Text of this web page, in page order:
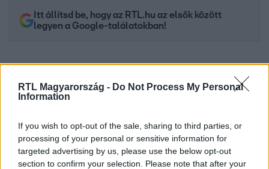
RTL Magyarország - Do Not Process My Personal
Information
If you wish to opt-out of the sale, sharing to third parties, or
processing of your personal or sensitive information for
targeted advertising by us, please use the below opt-out
section to confirm your selection. Please note that after your
Itt állítsd be, hogy az RTL.hu az elsők között
legyen a Google-találatokban!